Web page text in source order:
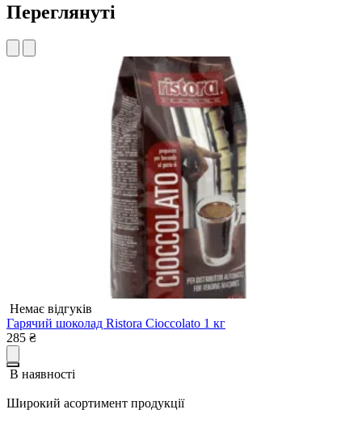
Переглянуті
Немає відгуків
Гарячий шоколад Ristora Cioccolato 1 кг
285 ₴
В наявності
Широкий асортимент продукції